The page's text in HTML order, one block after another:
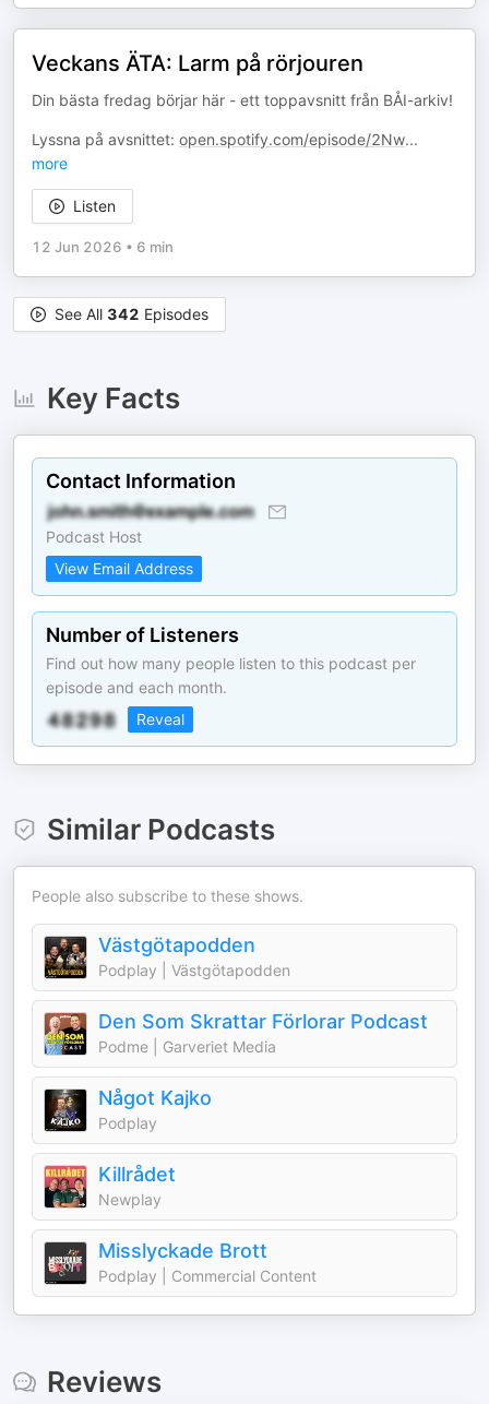
Veckans ÄTA: Larm på rörjouren
Din bästa fredag börjar här - ett toppavsnitt från BÅI-arkiv!
Lyssna på avsnittet: open.spotify.com/episode/2Nw...
more
Listen
12 Jun 2026 • 6 min
See All 342 Episodes
Key Facts
Contact Information
Podcast Host
View Email Address
Number of Listeners
Find out how many people listen to this podcast per
episode and each month.
Reveal
Similar Podcasts
People also subscribe to these shows.
Västgötapodden
Podplay | Västgötapodden
Den Som Skrattar Förlorar Podcast
Podme | Garveriet Media
Något Kajko
Podplay
Killrådet
Newplay
Misslyckade Brott
Podplay | Commercial Content
Reviews